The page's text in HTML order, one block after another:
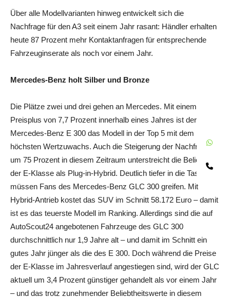
Über alle Modellvarianten hinweg entwickelt sich die
Nachfrage für den A3 seit einem Jahr rasant: Händler erhalten
heute 87 Prozent mehr Kontaktanfragen für entsprechende
Fahrzeuginserate als noch vor einem Jahr.
Mercedes-Benz holt Silber und Bronze
Die Plätze zwei und drei gehen an Mercedes. Mit einem
Preisplus von 7,7 Prozent innerhalb eines Jahres ist der
Mercedes-Benz E 300 das Modell in der Top 5 mit dem
höchsten Wertzuwachs. Auch die Steigerung der Nachfrage
um 75 Prozent in diesem Zeitraum unterstreicht die Beliebtheit
der E-Klasse als Plug-in-Hybrid. Deutlich tiefer in die Taschen
müssen Fans des Mercedes-Benz GLC 300 greifen. Mit
Hybrid-Antrieb kostet das SUV im Schnitt 58.172 Euro – damit
ist es das teuerste Modell im Ranking. Allerdings sind die auf
AutoScout24 angebotenen Fahrzeuge des GLC 300
durchschnittlich nur 1,9 Jahre alt – und damit im Schnitt ein
gutes Jahr jünger als die des E 300. Doch während die Preise
der E-Klasse im Jahresverlauf angestiegen sind, wird der GLC
aktuell um 3,4 Prozent günstiger gehandelt als vor einem Jahr
– und das trotz zunehmender Beliebtheitswerte in diesem